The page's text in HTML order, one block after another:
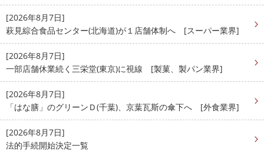
[2026年8月7日]
萩見綜合食品センター(北海道)が１店舗体制へ [スーパー業界]
[2026年8月7日]
一部店舗休業続く三栄堂(東京)に視線 [製菓、製パン業界]
[2026年8月7日]
「はな膳」のグリーンＤ(千葉)、京葉瓦斯の傘下へ [外食業界]
[2026年8月7日]
法的手続開始決定一覧